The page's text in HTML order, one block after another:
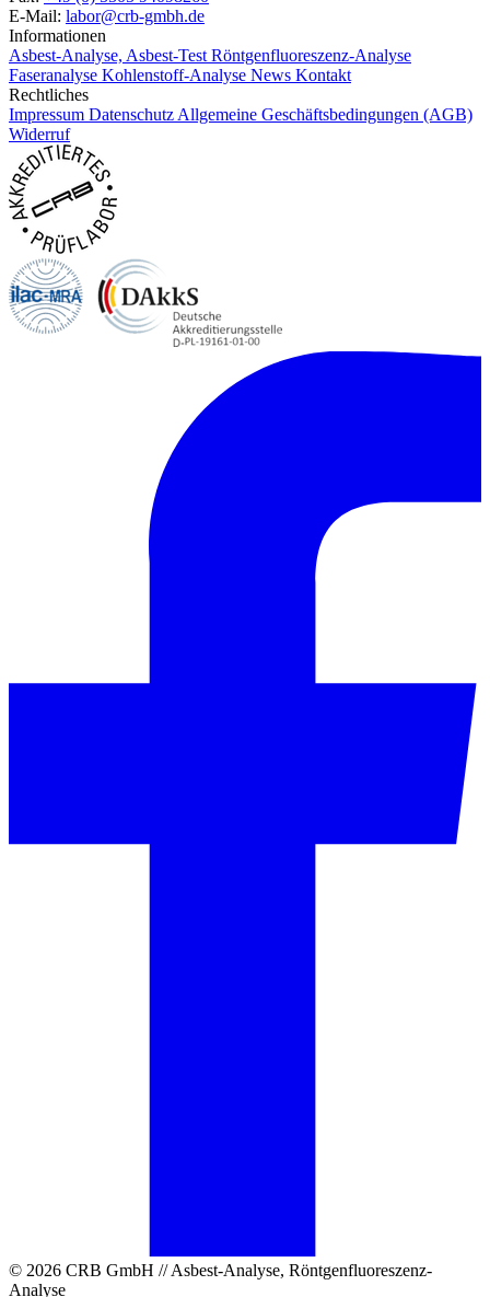
E-Mail: labor@crb-gmbh.de
Informationen
Asbest-Analyse, Asbest-Test Röntgenfluoreszenz-Analyse
Faseranalyse Kohlenstoff-Analyse News Kontakt
Rechtliches
Impressum Datenschutz Allgemeine Geschäftsbedingungen (AGB)
Widerruf
© 2026 CRB GmbH // Asbest-Analyse, Röntgenfluoreszenz-
Analyse